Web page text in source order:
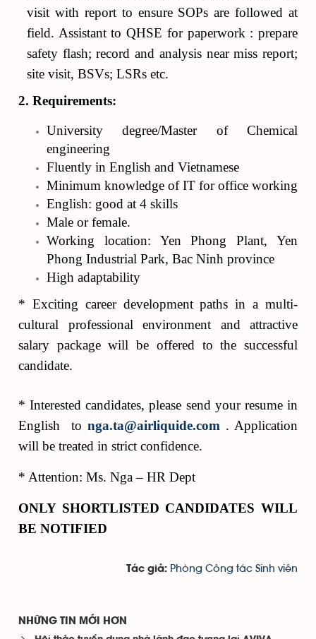
visit with report to ensure SOPs are followed at
field. Assistant to QHSE for paperwork : prepare
safety flash; record and analysis near miss report;
site visit, BSVs; LSRs etc.
2. Requirements:
University degree/Master of Chemical
engineering
Fluently in English and Vietnamese
Minimum knowledge of IT for office working
English: good at 4 skills
Male or female.
Working location: Yen Phong Plant, Yen
Phong Industrial Park, Bac Ninh province
High adaptability
* Exciting career development paths in a multi-
cultural professional environment and attractive
salary package will be offered to the successful
candidate.
* Interested candidates, please send your resume in
English to nga.ta@airliquide.com . Application
will be treated in strict confidence.
* Attention: Ms. Nga – HR Dept
ONLY SHORTLISTED CANDIDATES WILL
BE NOTIFIED
Tác giả: Phòng Công tác Sinh viên
NHỮNG TIN MỚI HƠN